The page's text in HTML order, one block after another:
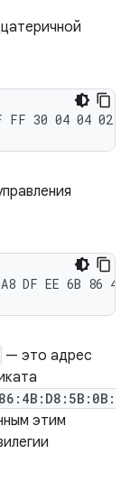
— это адрес
этим